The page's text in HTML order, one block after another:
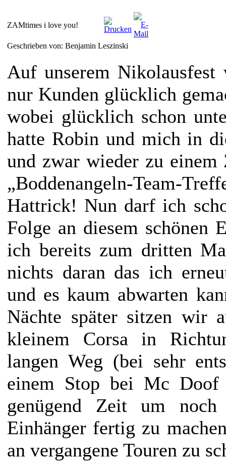
ZAMtimes i love you!
Geschrieben von: Benjamin Leszinski
Auf unserem Nikolausfest
nur Kunden glücklich
wobei glücklich schon
hatte Robin und mich in
und zwar wieder zu einem
„Boddenangeln-Team-
Hattrick! Nun darf ich
Folge an diesem schönen
ich bereits zum dritten
nichts daran das ich
und es kaum abwarten
Nächte später sitzen wir
kleinem Corsa in
langen Weg (bei sehr
einem Stop bei Mc
genügend Zeit um noch
Einhänger fertig zu
an vergangene Touren zu